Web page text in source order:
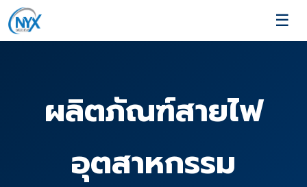
☰
ผลิตภัณฑ์สายไฟ
อุตสาหกรรม